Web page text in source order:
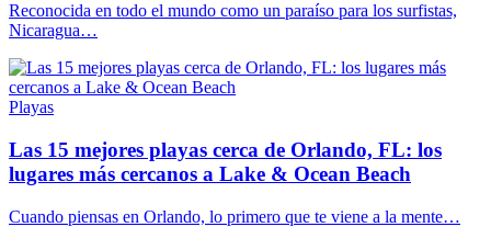
Reconocida en todo el mundo como un paraíso para los surfistas,
Nicaragua…
Playas
Las 15 mejores playas cerca de Orlando, FL: los
lugares más cercanos a Lake & Ocean Beach
Cuando piensas en Orlando, lo primero que te viene a la mente…